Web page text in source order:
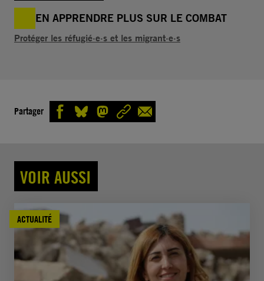
EN APPRENDRE PLUS SUR LE COMBAT
Protéger les réfugié·e·s et les migrant·e·s
Partager
VOIR AUSSI
ACTUALITÉ